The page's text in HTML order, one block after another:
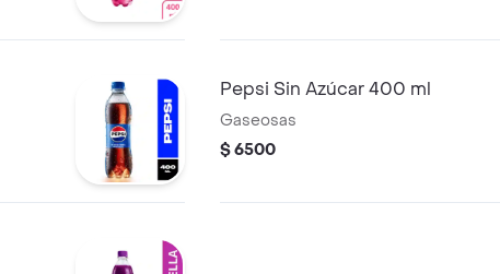
Pepsi Sin Azúcar 400 ml
Gaseosas
$ 6500